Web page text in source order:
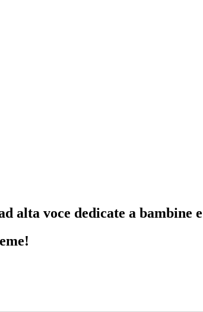
voce dedicate a bambine